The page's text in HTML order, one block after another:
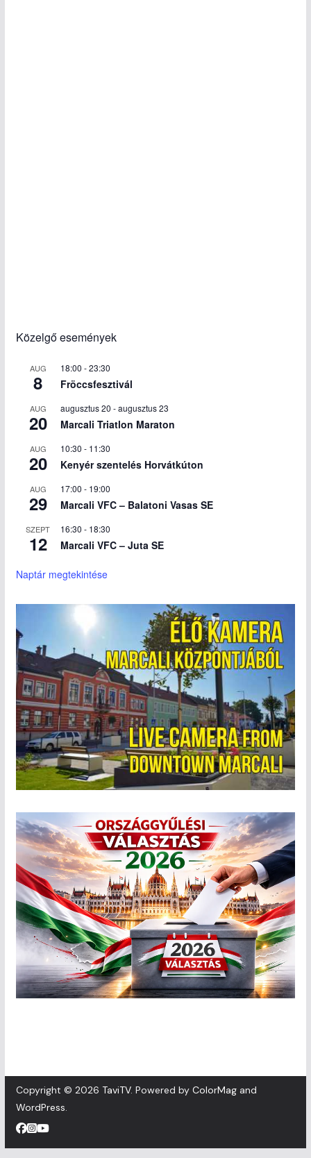
Közelgő események
AUG
8
18:00 -23:30
Fröccsfesztivál
AUG
20
augusztus 20 -augusztus 23
Marcali Triatlon Maraton
AUG
20
10:30 - 11:30
Kenyér szentelés Horvátkúton
AUG
29
17:00 - 19:00
Marcali VFC – Balatoni Vasas SE
SZEPT
12
16:30 - 18:30
Marcali VFC – Juta SE
Naptár megtekintése
Copyright © 2026 TaviTV. Powered by ColorMagand
WordPress.